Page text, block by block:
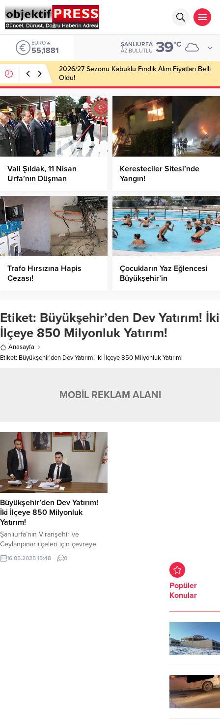
EURO
55,1881
ŞANLIURFA
AZ BULUTLU 39°C
2026/27 Sezonu Kabuklu Fındık Alım Fiyatları Belli
Oldu!
Vali Şıldak, 11 Nisan
Urfa’nın Düşman
105’inci Yıl Dönümü
Etkinliklerine Katıldı!
Keresteciler Sitesi’nde
Yangın!
Trafo Hırsızına Hapis
Cezası!
Çocukların Yaz Eğlencesi
Büyükşehir’in
Etiket: Büyükşehir’den Dev Yatırım! İki
İlçeye 850 Milyonluk Yatırım!
Anasayfa
Etiket: Büyükşehir’den Dev Yatırım! İki İlçeye 850 Milyonluk Yatırım!
MOBİL REKLAM ALANI
Büyükşehir’den Dev Yatırım!
İki İlçeye 850 Milyonluk
Yatırım!
Şanlıurfa’nın Viranşehir ve
Ceylanpınar ilçeleri için çevreye
duyarlı, sürdürülebilir ve ekonomik
bir atık yönetim sistemi kuruluyor.
16.05.2025 15:48 0
Popüler
Konular